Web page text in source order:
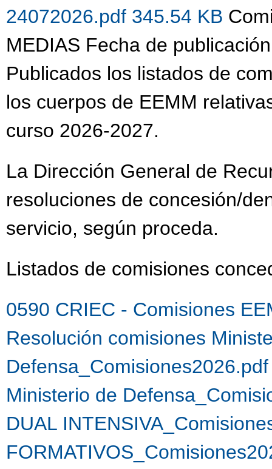
24072026.pdf 345.54 KB
MEDIAS Fecha de
Publicados los listados de
los cuerpos de EEMM
curso 2026-2027.
La Dirección General de
resoluciones de concesión/
servicio, según proceda.
Listados de comisiones
0590 CRIEC - Comisiones
Resolución comisiones
Ministerio de
DUAL